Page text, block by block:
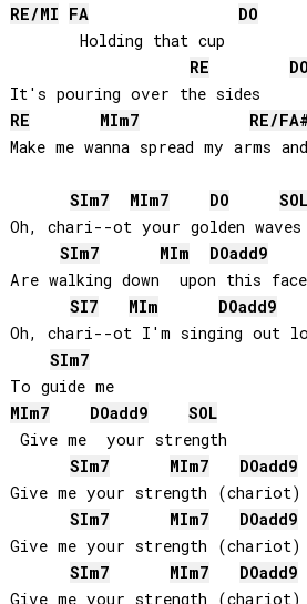
RE/MI FA
DO
       Holding that cup
RE
DO
RE
MIm7 RE/
Make me wanna spread my arms
SIm7 MIm7 DO
SOL
Oh, chari--ot your golden waves
SIm7 MIm DOadd9
Are walking down  upon this face
SI7 MIm DOadd9
Oh, chari--ot I'm singing out
SIm7
To guide me
MIm7 DOadd9
SOL
Give me  your strength
SIm7 MIm7 DOadd9
Give me your strength (chariot)
SIm7 MIm7 DOadd9
Give me your strength (chariot)
SIm7 MIm7 DOadd9
Give me your strength (chariot)